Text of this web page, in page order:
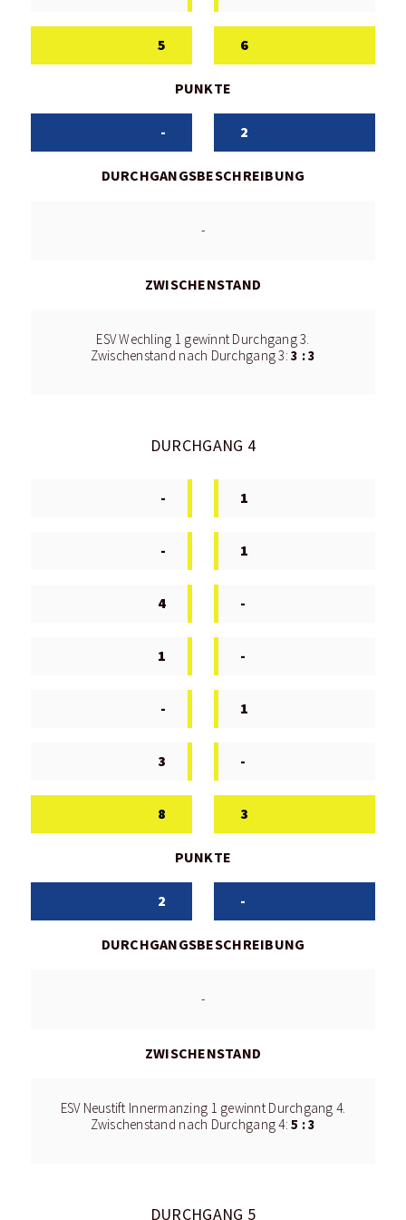
5 6
PUNKTE
- 2
DURCHGANGSBESCHREIBUNG
-
ZWISCHENSTAND
ESV Wechling 1 gewinnt Durchgang 3.
Zwischenstand nach Durchgang 3:3 : 3
DURCHGANG 4
- 1
- 1
4 -
1 -
- 1
3 -
8 3
PUNKTE
2 -
DURCHGANGSBESCHREIBUNG
-
ZWISCHENSTAND
ESV Neustift Innermanzing 1 gewinnt Durchgang 4.
Zwischenstand nach Durchgang 4:5 : 3
DURCHGANG 5